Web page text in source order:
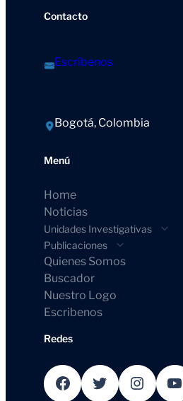
Contacto
Escríbenos
Bogotá, Colombia
Menú
Home
Noticias
Unidades Investigativas
Publicaciones
Quienes Somos
Buscador
Nuestro Logo
Escribenos
Redes
Facebook Twitter Instagram YouTube